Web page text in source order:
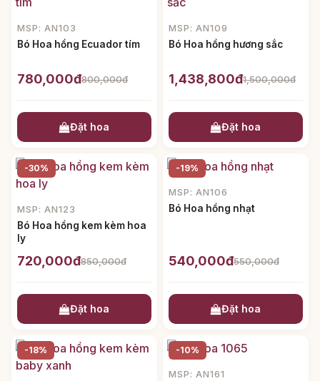
MSP: AN103
Bó Hoa hồng Ecuador tím
780,000đ800,000đ
Đặt hoa
MSP: AN109
Bó Hoa hồng hương sắc
1,438,800đ1,500,000đ
Đặt hoa
-30%
MSP: AN123
Bó Hoa hồng kem kèm hoa
ly
720,000đ850,000đ
Đặt hoa
-19%
MSP: AN106
Bó Hoa hồng nhạt
540,000đ550,000đ
Đặt hoa
-18% -10%
MSP: AN161